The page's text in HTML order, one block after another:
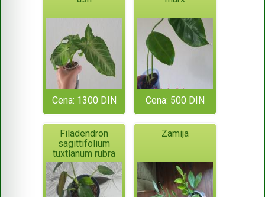
Cena: 1300 DIN Cena: 500 DIN
Filadendron
sagittifolium
tuxtlanum rubra
Zamija